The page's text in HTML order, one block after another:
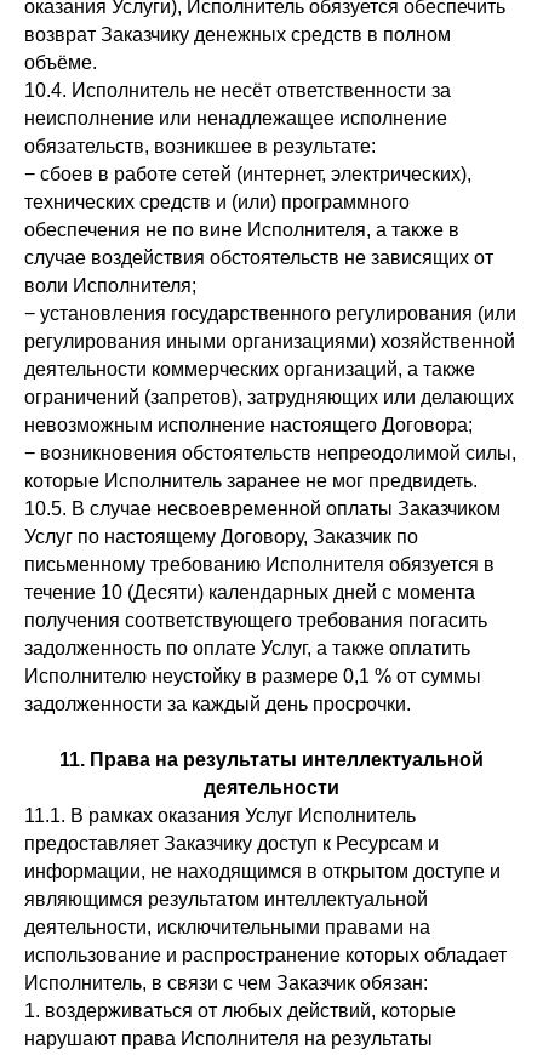
оказания Услуги), Исполнитель обязуется обеспечить
возврат Заказчику денежных средств в полном
объёме.
10.4. Исполнитель не несёт ответственности за
неисполнение или ненадлежащее исполнение
обязательств, возникшее в результате:
− сбоев в работе сетей (интернет, электрических),
технических средств и (или) программного
обеспечения не по вине Исполнителя, а также в
случае воздействия обстоятельств не зависящих от
воли Исполнителя;
− установления государственного регулирования (или
регулирования иными организациями) хозяйственной
деятельности коммерческих организаций, а также
ограничений (запретов), затрудняющих или делающих
невозможным исполнение настоящего Договора;
− возникновения обстоятельств непреодолимой силы,
которые Исполнитель заранее не мог предвидеть.
10.5. В случае несвоевременной оплаты Заказчиком
Услуг по настоящему Договору, Заказчик по
письменному требованию Исполнителя обязуется в
течение 10 (Десяти) календарных дней с момента
получения соответствующего требования погасить
задолженность по оплате Услуг, а также оплатить
Исполнителю неустойку в размере 0,1 % от суммы
задолженности за каждый день просрочки.
11. Права на результаты интеллектуальной
деятельности
11.1. В рамках оказания Услуг Исполнитель
предоставляет Заказчику доступ к Ресурсам и
информации, не находящимся в открытом доступе и
являющимся результатом интеллектуальной
деятельности, исключительными правами на
использование и распространение которых обладает
Исполнитель, в связи с чем Заказчик обязан:
1. воздерживаться от любых действий, которые
нарушают права Исполнителя на результаты